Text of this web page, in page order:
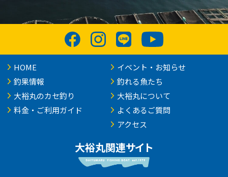
大裕丸関連サイト
HOME
釣果情報
大裕丸のカセ釣り
料金・ご利用ガイド
イベント・お知らせ
釣れる魚たち
大裕丸について
よくあるご質問
アクセス